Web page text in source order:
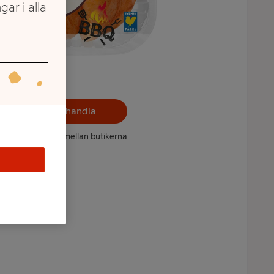
Välj butik och handla
kan variera mellan butikerna
i alla